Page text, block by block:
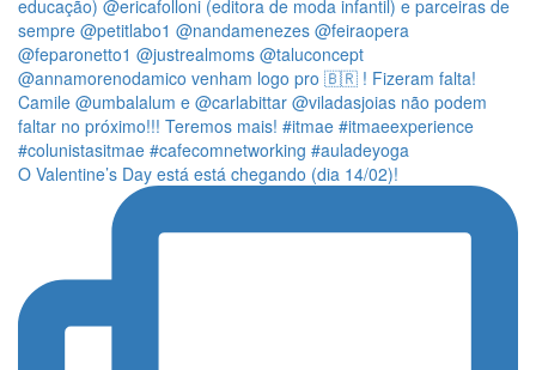
O Valentine’s Day está está chegando (dia 14/02)!